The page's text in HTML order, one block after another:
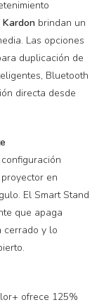
Kardon brindan un
Las opciones
duplicación de
Bluetooth
directa desde
en
El Smart Stand
que apaga
cerrado y lo
ofrece 125%